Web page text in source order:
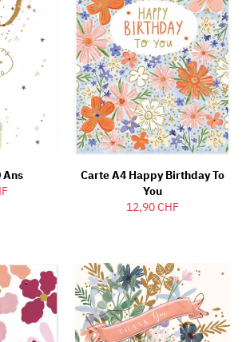
Ans
Carte A4 Happy Birthday To
You
12,90 CHF